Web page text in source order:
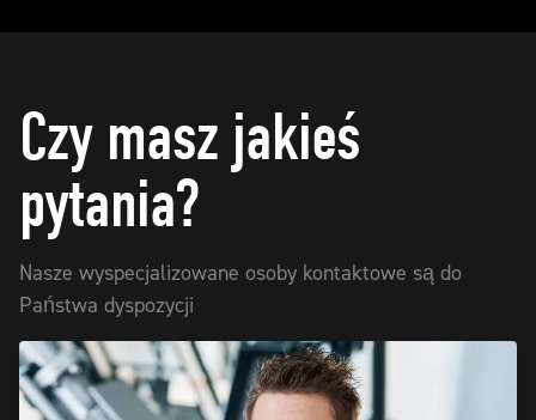
Czy masz jakieś
pytania?
Nasze wyspecjalizowane osoby kontaktowe są do
Państwa dyspozycji